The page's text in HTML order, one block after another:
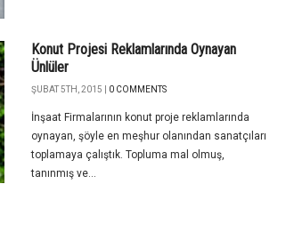
Konut Projesi Reklamlarında Oynayan
Ünlüler
ŞUBAT 5TH, 2015 | 0 COMMENTS
İnşaat Firmalarının konut proje reklamlarında
oynayan, şöyle en meşhur olanından sanatçıları
toplamaya çalıştık. Topluma mal olmuş,
tanınmış ve...